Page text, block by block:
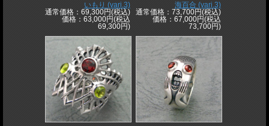
いもり (vari.3)
通常価格：69,300円(税込)
価格：63,000円(税込
69,300円)
海百合 (vari.3)
通常価格：73,700円(税込)
価格：67,000円(税込
73,700円)